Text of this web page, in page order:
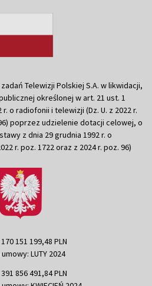
Telewizji Polskiej S.A. w likwidacji,
określonej w art. 21 ust. 1
o radiofonii i telewizji (Dz. U. z 2022 r.
poprzez udzielenie dotacji celowej, o
z dnia 29 grudnia 1992 r. o
r. poz. 1722 oraz z 2024 r. poz. 96)
151 199,48 PLN
LUTY 2024
856 491,84 PLN